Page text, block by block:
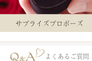
サプライズプロポーズ
よくあるご質問